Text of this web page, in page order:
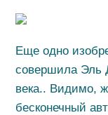
Еще одно
совершила Эль
века.. Видимо,
бесконечный